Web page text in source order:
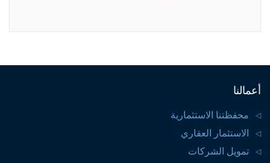
أعمالنا
محفظتنا الاستثمارية
الاستثمار العقاري
تمويل الشركات